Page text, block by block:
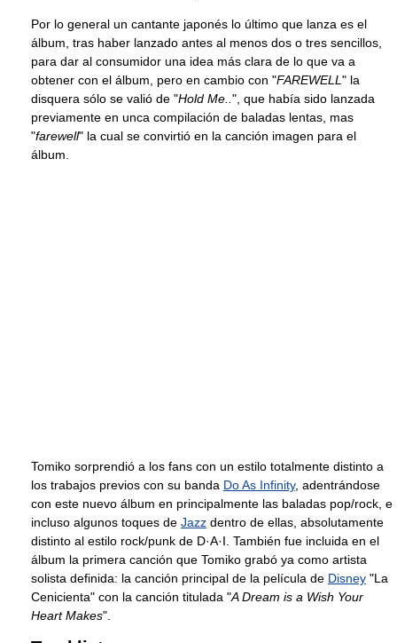
Por lo general un cantante japonés lo último que lanza es el
álbum, tras haber lanzado antes al menos dos o tres sencillos,
para dar al consumidor una idea más clara de lo que va a
obtener con el álbum, pero en cambio con "FAREWELL " la
disquera sólo se valió de "Hold Me.. ", que había sido lanzada
previamente en unca compilación de baladas lentas, mas
"farewell" la cual se convirtió en la canción imagen para el
álbum.
Tomiko sorprendió a los fans con un estilo totalmente distinto a
los trabajos previos con su banda Do As Infinity, adentrándose
con este nuevo álbum en principalmente las baladas pop/rock, e
incluso algunos toques de Jazz dentro de ellas, absolutamente
distinto al estilo rock/punk de D·A·I. También fue incluida en el
álbum la primera canción que Tomiko grabó ya como artista
solista definida: la canción principal de la película de Disney "La
Cenicienta" con la canción titulada "A Dream is a Wish Your
Heart Makes".